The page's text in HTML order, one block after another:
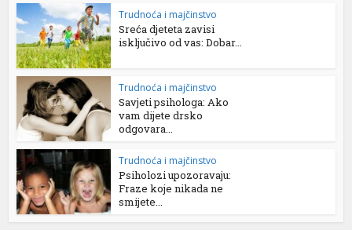
Trudnoća i majčinstvo
Sreća djeteta zavisi
isključivo od vas: Dobar...
Trudnoća i majčinstvo
Savjeti psihologa: Ako
vam dijete drsko
odgovara...
Trudnoća i majčinstvo
Psiholozi upozoravaju:
Fraze koje nikada ne
smijete...